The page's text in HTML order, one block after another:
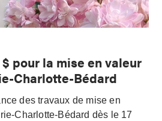
pour la mise en valeur
Charlotte-Bédard
des travaux de mise en
Charlotte-Bédard dès le 17